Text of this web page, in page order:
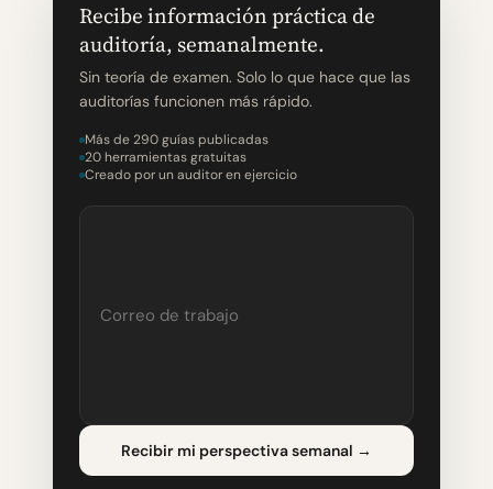
Recibe información práctica de
auditoría, semanalmente.
Sin teoría de examen. Solo lo que hace que las
auditorías funcionen más rápido.
Más de 290 guías publicadas
20 herramientas gratuitas
Creado por un auditor en ejercicio
Recibir mi perspectiva semanal →